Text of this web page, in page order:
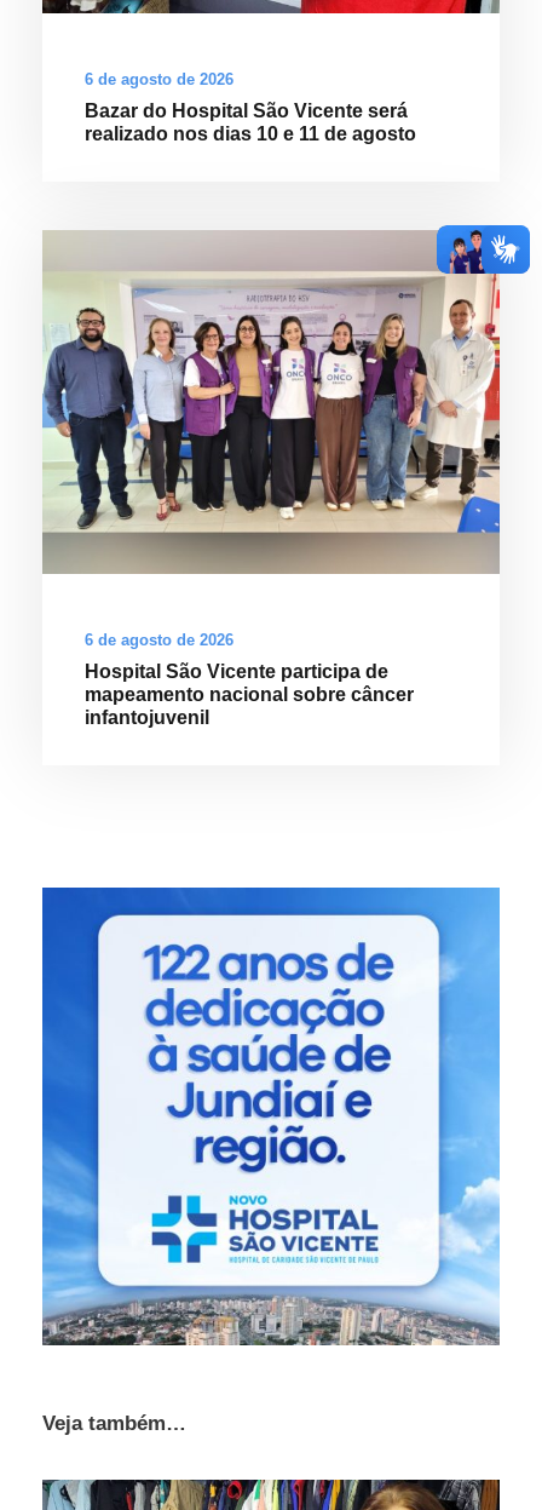
6 de agosto de 2026
Bazar do Hospital São Vicente será
realizado nos dias 10 e 11 de agosto
6 de agosto de 2026
Hospital São Vicente participa de
mapeamento nacional sobre câncer
infantojuvenil
Veja também…